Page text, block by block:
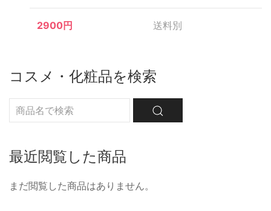
2900円 送料別
コスメ・化粧品を検索
最近閲覧した商品
まだ閲覧した商品はありません。